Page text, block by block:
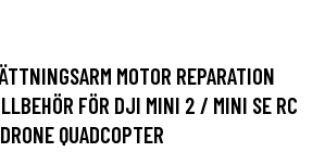
MOTOR REPARATION
FÖR DJI MINI 2 / MINI SE RC
DRONE QUADCOPTER